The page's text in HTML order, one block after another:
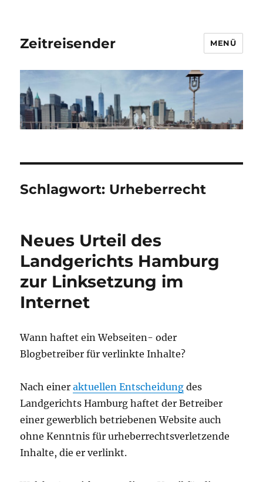
Zeitreisender MENÜ
Schlagwort: Urheberrecht
Neues Urteil des
Landgerichts Hamburg
zur Linksetzung im
Internet
Wann haftet ein Webseiten- oder
Blogbetreiber für verlinkte Inhalte?
Nach eineraktuellen Entscheidung des
Landgerichts Hamburg haftet der Betreiber
einer gewerblich betriebenen Website auch
ohne Kenntnis für urheberrechtsverletzende
Inhalte, die er verlinkt.